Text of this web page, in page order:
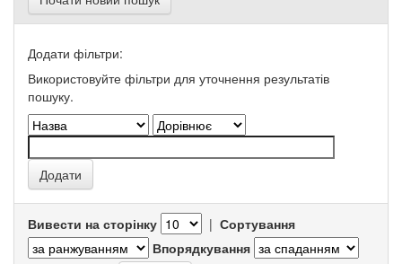
Додати фільтри:
Використовуйте фільтри для уточнення результатів
пошуку.
Вивести на сторінку | Сортування
Впорядкування